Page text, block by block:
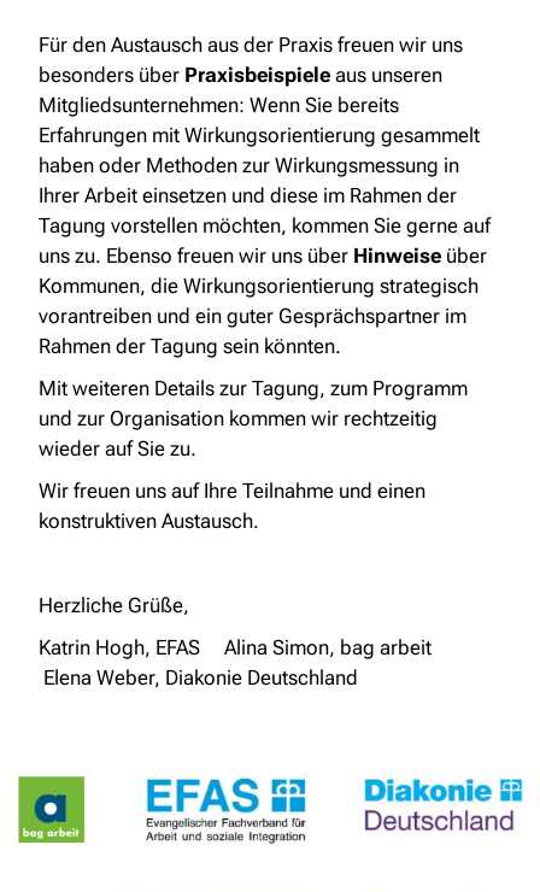
Für den Austausch aus der Praxis freuen wir uns
besonders über Praxisbeispiele aus unseren
Mitgliedsunternehmen: Wenn Sie bereits
Erfahrungen mit Wirkungsorientierung gesammelt
haben oder Methoden zur Wirkungsmessung in
Ihrer Arbeit einsetzen und diese im Rahmen der
Tagung vorstellen möchten, kommen Sie gerne auf
uns zu. Ebenso freuen wir uns über Hinweise über
Kommunen, die Wirkungsorientierung strategisch
vorantreiben und ein guter Gesprächspartner im
Rahmen der Tagung sein könnten.
Mit weiteren Details zur Tagung, zum Programm
und zur Organisation kommen wir rechtzeitig
wieder auf Sie zu.
Wir freuen uns auf Ihre Teilnahme und einen
konstruktiven Austausch.
Herzliche Grüße,
Katrin Hogh, EFAS Alina Simon, bag arbeit
Elena Weber, Diakonie Deutschland